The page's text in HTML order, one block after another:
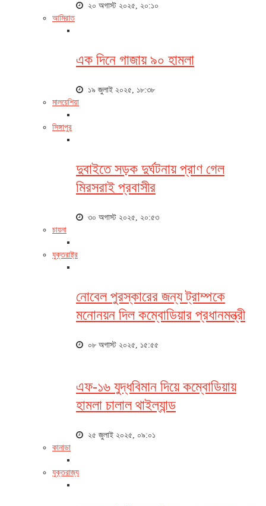
২০ অগাস্ট ২০২৫, ২০:১০
আমিরাত
এক দিনে গাজায় ৯০ হামলা
১৯ জুলাই ২০২৫, ১৮:৩৮
মালয়েশিয়া
সিঙ্গাপুর
দুবাইতে সড়ক দুর্ঘটনায় প্রাণ গেল
মিরসরাই প্রবাসীর
৩০ অগাস্ট ২০২৫, ২০:৫৩
চায়না
যুক্তরাষ্ট্র
নোবেল পুরস্কারের জন্য ট্রাম্পকে
মনোনয়ন দিল কম্বোডিয়ার প্রধানমন্ত্রী
০৮ অগাস্ট ২০২৫, ১৫:৫৫
এফ-১৬ যুদ্ধবিমান দিয়ে কম্বোডিয়ায়
হামলা চালাল থাইল্যান্ড
২৫ জুলাই ২০২৫, ০৯:০১
কানাডা
যুক্তরাজ্য